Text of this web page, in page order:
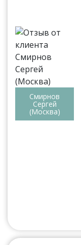
Смирнов
Сергей
(Москва)